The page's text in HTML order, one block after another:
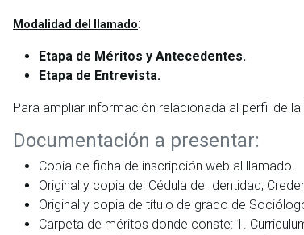
Modalidad del llamado:
Etapa de Méritos y Antecedentes.
Etapa de Entrevista.
Para ampliar información relacionada al perfil de
Documentación a presentar:
Copia de ficha de inscripción web al llamado.
Original y copia de: Cédula de Identidad,
Original y copia de título de grado de
Carpeta de méritos donde conste: 1.